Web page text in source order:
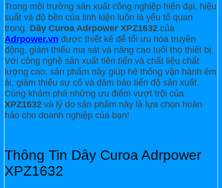
Trong môi trường sản xuất công nghiệp hiện đại, hiệu
suất và độ bền của linh kiện luôn là yếu tố quan
trọng. Dây Curoa Adrpower XPZ1632 của
Adrpower.vn được thiết kế để tối ưu hóa truyền
động, giảm thiểu ma sát và nâng cao tuổi thọ thiết bị.
Với công nghệ sản xuất tiên tiến và chất liệu chất
lượng cao, sản phẩm này giúp hệ thống vận hành êm
ái, giảm thiểu sự cố và đảm bảo tiến độ sản xuất.
Cùng khám phá những ưu điểm vượt trội của
XPZ1632 và lý do sản phẩm này là lựa chọn hoàn
hảo cho doanh nghiệp của bạn!
Thông Tin Dây Curoa Adrpower
XPZ1632